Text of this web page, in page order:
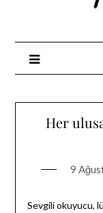
Her
9
Sevgili okuyucu,